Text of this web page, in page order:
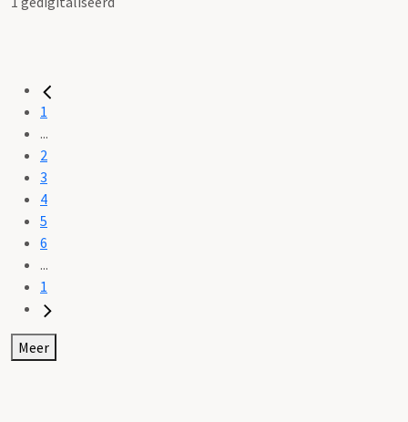
1
...
2
3
4
5
6
...
1
Meer